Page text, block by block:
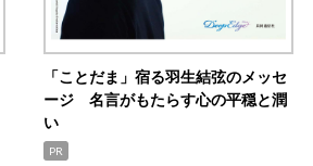
「ことだま」宿る羽生結弦のメッセ
ージ 名言がもたらす心の平穏と潤
い
PR